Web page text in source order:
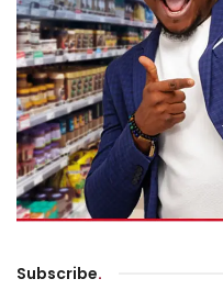
Subscribe.